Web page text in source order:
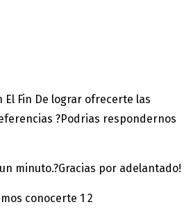
El Fin De lograr ofrecerte las
?Podrias respondernos
minuto.?Gracias por adelantado!
conocerte 1 2